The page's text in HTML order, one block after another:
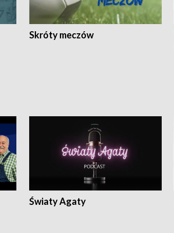
Skróty meczów
Światy Agaty